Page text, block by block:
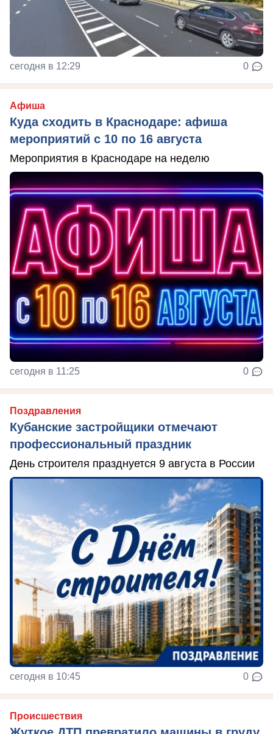
сегодня в 12:29 0
Афиша
Куда сходить в Краснодаре: афиша
мероприятий с 10 по 16 августа
Мероприятия в Краснодаре на неделю
сегодня в 11:25 0
Поздравления
Кубанские застройщики отмечают
профессиональный праздник
День строителя празднуется 9 августа в России
сегодня в 10:45 0
Происшествия